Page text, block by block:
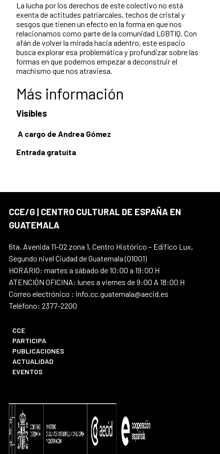
La lucha por los derechos de este colectivo no está
exenta de actitudes patriarcales, techos de cristal y
sesgos que tienen un efecto en la forma en que nos
relacionamos como parte de la comunidad LGBTIQ. Con
afán de volver la mirada hacia adentro, este espacio
busca explorar esa problemática y profundizar sobre las
formas en que podemos empezar a deconstruir el
machismo que nos atraviesa.
Más información
Visibles
A cargo de Andrea Gómez
Entrada gratuita
CCE/G | CENTRO CULTURAL DE ESPAÑA EN
GUATEMALA
6ta. Avenida 11-02 zona 1, Centro Histórico – Edifico Lux,
Segundo nivel Ciudad de Guatemala (01001)
HORARIO: martes a sábado de 10:00 a 19:00 H
ATENCIÓN OFICINA: lunes a viernes de 9:00 A 18:00 H
Correo electrónico : info.cc.guatemala@aecid.es
Teléfono: 2377-2200
CCE
PARTICIPA
PUBLICACIONES
ACTUALIDAD
EVENTOS